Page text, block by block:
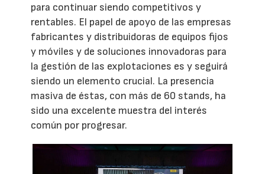
para continuar siendo competitivos y
rentables. El papel de apoyo de las empresas
fabricantes y distribuidoras de equipos fijos
y móviles y de soluciones innovadoras para
la gestión de las explotaciones es y seguirá
siendo un elemento crucial. La presencia
masiva de éstas, con más de 60 stands, ha
sido una excelente muestra del interés
común por progresar.